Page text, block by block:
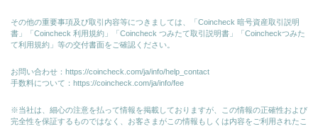
その他の重要事項及び取引内容等につきましては、「Coincheck 暗号資産取引説明
書」「Coincheck 利用規約」「Coincheck つみたて取引説明書」「Coincheckつみた
て利用規約」等の交付書面をご確認ください。
お問い合わせ： https://coincheck.com/ja/info/help_contact
手数料について： https://coincheck.com/ja/info/fee
※当社は、細心の注意を払って情報を掲載しておりますが、この情報の正確性および
完全性を保証するものではなく、お客さまがこの情報もしくは内容をご利用されたこ